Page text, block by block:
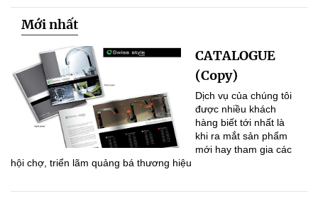
Mới nhất
CATALOGUE
(Copy)
Dịch vụ của chúng tôi
được nhiều khách
hàng biết tới nhất là
khi ra mắt sản phẩm
mới hay tham gia các
hội chợ, triển lãm quảng bá thương hiệu